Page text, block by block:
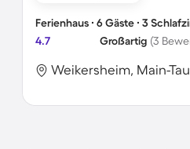
Ferienhaus ∙ 6 Gäste ∙ 3
4.7
Großartig (3